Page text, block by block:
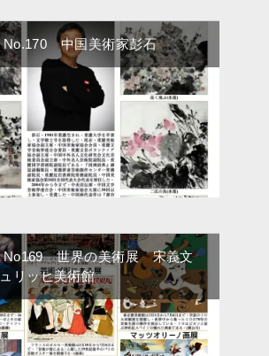
No.170 中国美術家彭石
No169 世界の美術展 宋義文
リッヒ美術館